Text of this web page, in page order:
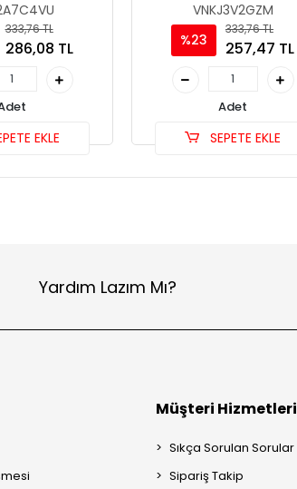
333,76 TL
286,08 TL
EKLE
VNKJ3V2GZM
%23
333,76 TL
257,47 TL
Adet
SEPETE EKLE
Yardım Lazım Mı?
Müşteri Hizmetleri
Sıkça Sorulan Sorular
Sipariş Takip